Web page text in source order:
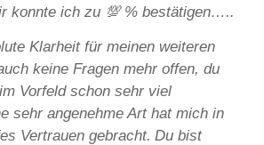
konnte ich zu 💯 % bestätigen…..
Klarheit für meinen weiteren
keine Fragen mehr offen, du
Vorfeld schon sehr viel
sehr angenehme Art hat mich in
Vertrauen gebracht. Du bist